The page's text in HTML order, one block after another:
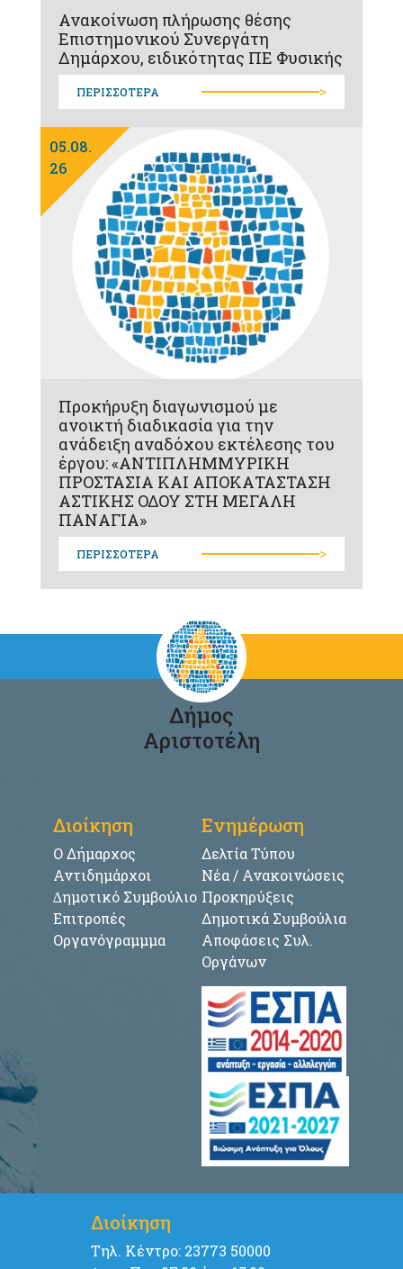
Ανακοίνωση πλήρωσης θέσης
Επιστημονικού Συνεργάτη
Δημάρχου, ειδικότητας ΠΕ Φυσικής
ΠΕΡΙΣΣΟΤΕΡΑ >
05.08.
26
Προκήρυξη διαγωνισμού με
ανοικτή διαδικασία για την
ανάδειξη αναδόχου εκτέλεσης του
έργου: «ΑΝΤΙΠΛΗΜΜΥΡΙΚΗ
ΠΡΟΣΤΑΣΙΑ ΚΑΙ ΑΠΟΚΑΤΑΣΤΑΣΗ
ΑΣΤΙΚΗΣ ΟΔΟΥ ΣΤΗ ΜΕΓΑΛΗ
ΠΑΝΑΓΙΑ»
ΠΕΡΙΣΣΟΤΕΡΑ >
Δήμος
Αριστοτέλη
Διοίκηση
Ο Δήμαρχος
Αντιδημάρχοι
∆ημοτικό Συμβούλιο
Επιτροπές
Οργανόγραμμμα
Ενημέρωση
Δελτία Τύπου
Νέα / Ανακοινώσεις
Προκηρύξεις
Δημοτικά Συμβούλια
Αποφάσεις Συλ.
Οργάνων
Διοίκηση
Tηλ. Κέντρο: 23773 50000